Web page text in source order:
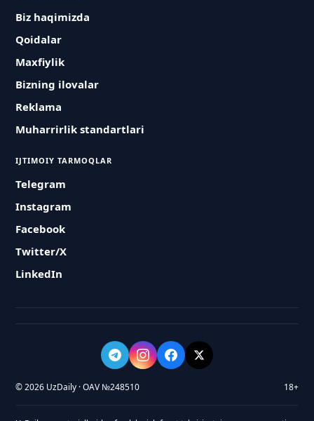
Biz haqimizda
Qoidalar
Maxfiylik
Bizning ilovalar
Reklama
Muharrirlik standartlari
IJTIMOIY TARMOQLAR
Telegram
Instagram
Facebook
Twitter/X
LinkedIn
© 2026 UzDaily · OAV №248510 18+